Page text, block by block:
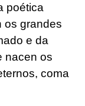
poética
os grandes
e da
nacen os
coma